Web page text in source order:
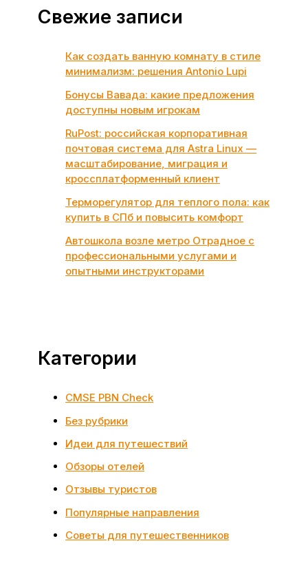
Свежие записи
Как создать ванную комнату в стиле
минимализм: решения Antonio Lupi
Бонусы Вавада: какие предложения
доступны новым игрокам
RuPost: российская корпоративная
почтовая система для Astra Linux —
масштабирование, миграция и
кроссплатформенный клиент
Терморегулятор для теплого пола: как
купить в СПб и повысить комфорт
Автошкола возле метро Отрадное с
профессиональными услугами и
опытными инструкторами
Категории
CMSE PBN Check
Без рубрики
Идеи для путешествий
Обзоры отелей
Отзывы туристов
Популярные направления
Советы для путешественников